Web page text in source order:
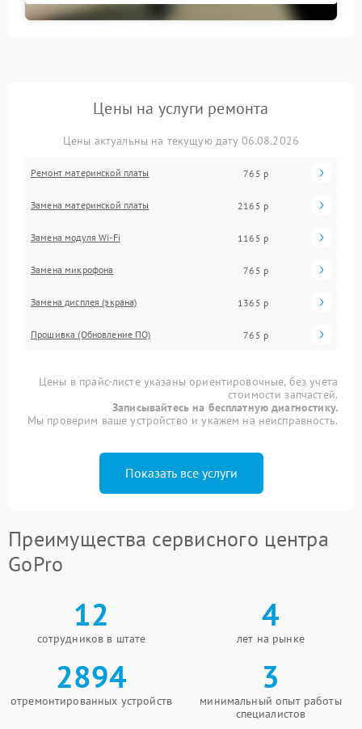
Цены на услуги ремонта
Цены актуальны на текущую дату 06.08.2026
Ремонт материнской платы 765 р
Замена материнской платы 2165 р
Замена модуля Wi-Fi 1165 р
Замена микрофона 765 р
Замена дисплея (экрана) 1365 р
Прошивка (Обновление ПО) 765 р
Цены в прайс-листе указаны ориентировочные, без учета
стоимости запчастей.
Записывайтесь на бесплатную диагностику.
Мы проверим ваше устройство и укажем на неисправность.
Показать все услуги
Преимущества сервисного центра
GoPro
12
сотрудников в штате
4
лет на рынке
2894
отремонтированных устройств
3
минимальный опыт работы
специалистов